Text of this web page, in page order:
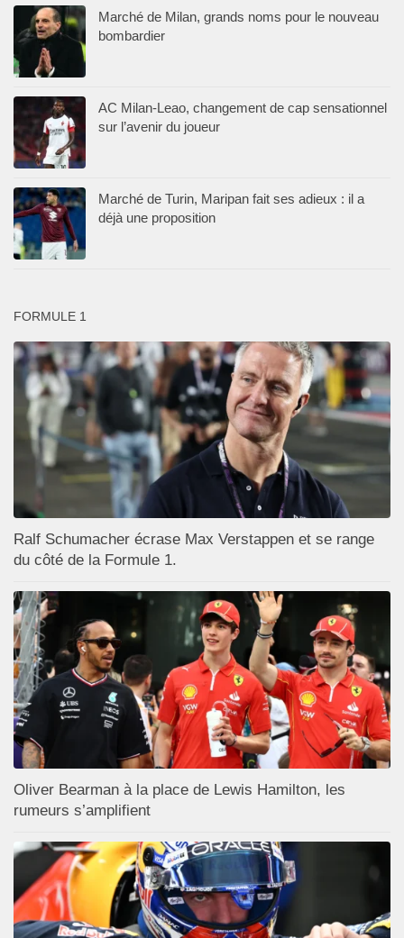
Marché de Milan, grands noms pour le nouveau
bombardier
AC Milan-Leao, changement de cap sensationnel
sur l’avenir du joueur
Marché de Turin, Maripan fait ses adieux : il a
déjà une proposition
FORMULE 1
Ralf Schumacher écrase Max Verstappen et se range
du côté de la Formule 1.
Oliver Bearman à la place de Lewis Hamilton, les
rumeurs s’amplifient